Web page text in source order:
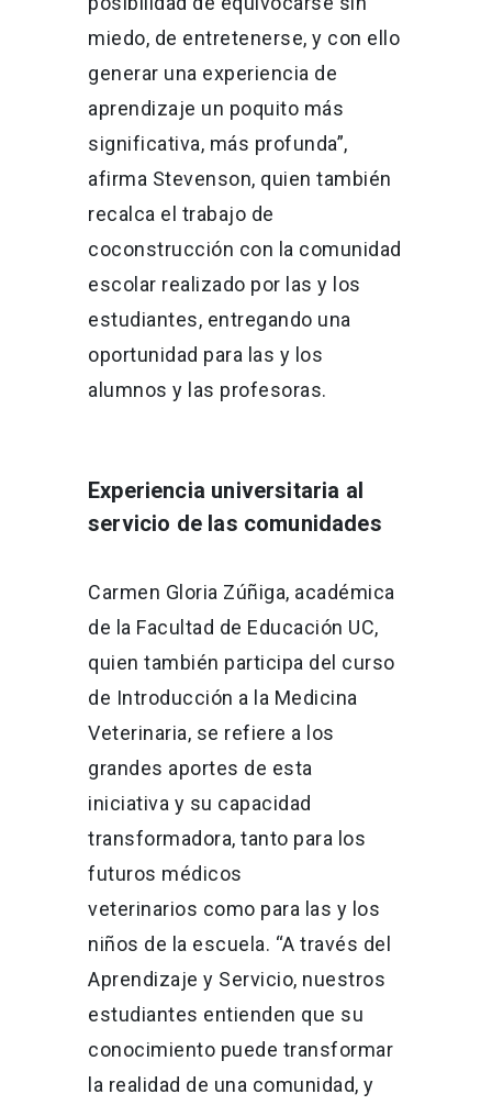
miedo, de entretenerse, y con ello
generar una experiencia de
aprendizaje un poquito más
significativa, más profunda”,
afirma Stevenson, quien también
recalca el trabajo de
coconstrucción con la comunidad
escolar realizado por las y los
estudiantes, entregando una
oportunidad para las y los
alumnos y las profesoras.
Experiencia universitaria al
servicio de las comunidades
Carmen Gloria Zúñiga, académica
de la Facultad de Educación UC,
quien también participa del curso
de Introducción a la Medicina
Veterinaria, se refiere a los
grandes aportes de esta
iniciativa y su capacidad
transformadora, tanto para los
futuros médicos
veterinarios como para las y los
niños de la escuela. “A través del
Aprendizaje y Servicio, nuestros
estudiantes entienden que su
conocimiento puede transformar
la realidad de una comunidad, y